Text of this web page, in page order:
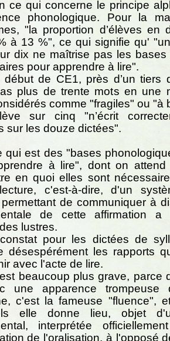
ce qui concerne le principe
phonologique. Pour la
"la proportion d’élèves en
à 13 %", ce qui signifie qu'
dix ne maîtrise pas les bases
pour apprendre à lire".
début de CE1, près d’un tiers
plus de trente mots en une
comme "fragiles" ou "à
sur cinq "n’écrit
sur les douze dictées".
qui est des "bases
à lire", dont on attend
en quoi elles sont
c'est-à-dire, d'un
de communiquer à
de cette affirmation a
lustres.
pour les dictées de
désespérément les rapports
avec l'acte de lire.
beaucoup plus grave, parce
une apparence trompeuse
c'est la fameuse "fluence",
elle donne lieu, objet
interprétée
de l'oralisation, à l'opposé